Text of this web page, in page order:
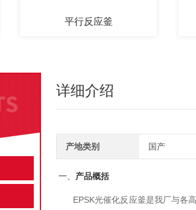
平行反应釜
详细介绍
产地类别 国产
一、 产品概括
EPSK光催化反应釜是我厂与各